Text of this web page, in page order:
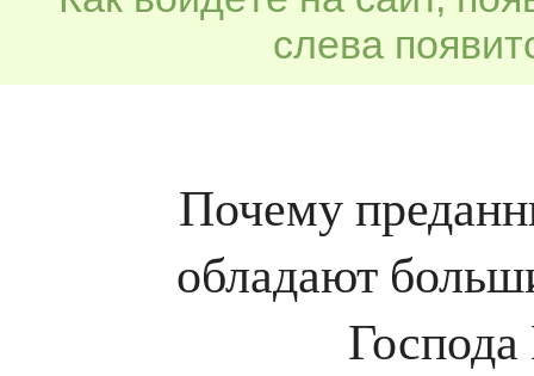
слева
Почему
обладают